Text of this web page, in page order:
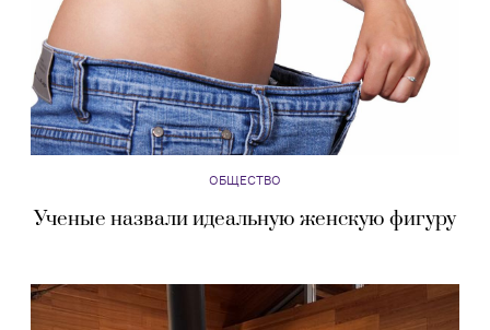
ОБЩЕСТВО
Ученые назвали идеальную женскую фигуру